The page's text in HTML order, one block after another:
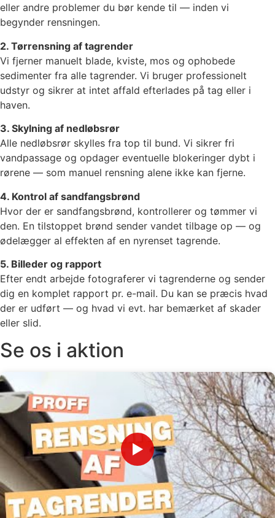
eller andre problemer du bør kende til — inden vi
begynder rensningen.
2. Tørrensning af tagrender
Vi fjerner manuelt blade, kviste, mos og ophobede
sedimenter fra alle tagrender. Vi bruger professionelt
udstyr og sikrer at intet affald efterlades på tag eller i
haven.
3. Skylning af nedløbsrør
Alle nedløbsrør skylles fra top til bund. Vi sikrer fri
vandpassage og opdager eventuelle blokeringer dybt i
rørene — som manuel rensning alene ikke kan fjerne.
4. Kontrol af sandfangsbrønd
Hvor der er sandfangsbrønd, kontrollerer og tømmer vi
den. En tilstoppet brønd sender vandet tilbage op — og
ødelægger al effekten af en nyrenset tagrende.
5. Billeder og rapport
Efter endt arbejde fotograferer vi tagrenderne og sender
dig en komplet rapport pr. e-mail. Du kan se præcis hvad
der er udført — og hvad vi evt. har bemærket af skader
eller slid.
Se os i aktion
▶